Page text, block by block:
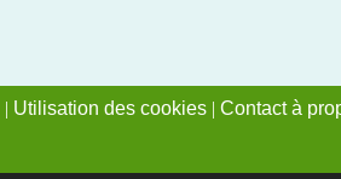
| Utilisation des cookies | Contact à